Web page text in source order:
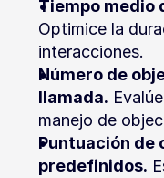
Tiempo medio
Optimice la
interacciones.
Número de
llamada.
manejo de
Puntuación de
predefinidos.